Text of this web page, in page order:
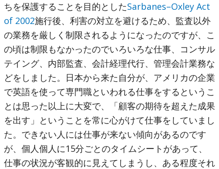
ちを保護することを目的としたSarbanes–Oxley Act
of 2002施行後、利害の対立を避けるため、監査以外
の業務を厳しく制限されるようになったのですが、こ
の頃は制限もなかったのでいろいろな仕事、コンサル
テイング、内部監査、会計経理代行、管理会計業務な
どをしました。日本から来た自分が、アメリカの企業
で英語を使って専門職といわれる仕事をするというこ
とは思った以上に大変で、「顧客の期待を超えた成果
を出す」ということを常に心がけて仕事をしていまし
た。できない人には仕事が来ない傾向があるのです
が、個人個人に15分ごとのタイムシートがあって、
仕事の状況が客観的に見えてしまうし、ある程度それ